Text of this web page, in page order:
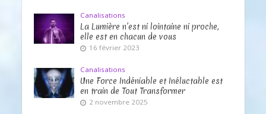
Canalisations
La Lumière n’est ni lointaine ni proche,
elle est en chacun de vous
16 février 2023
Canalisations
Une Force Indéniable et Inéluctable est
en train de Tout Transformer
2 novembre 2025